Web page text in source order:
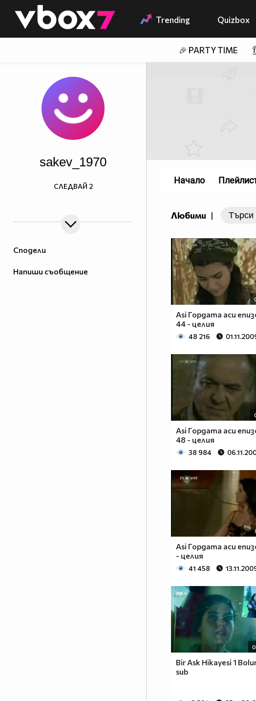
👾 Trending Quizbox
🎉 PARTY TIME
Сподели
Напиши съобщение
sakev_1970
СЛЕДВАЙ 2
Любими |
Asi Гордата аси
44 - целия
48 216
Asi Гордата аси
48 - целия
38 984
Asi Гордата аси
- целия
41 458
Bir Ask Hikayesi 1
sub
Начало